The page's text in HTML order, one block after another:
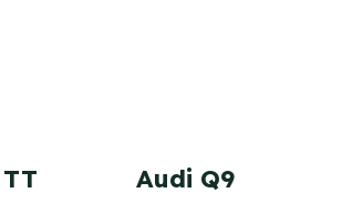
Audi Q9